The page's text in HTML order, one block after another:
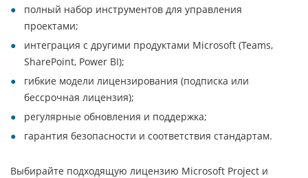
полный набор инструментов для управления
проектами;
интеграция с другими продуктами Microsoft (Teams,
SharePoint, Power BI);
гибкие модели лицензирования (подписка или
бессрочная лицензия);
регулярные обновления и поддержка;
гарантия безопасности и соответствия стандартам.
Выбирайте подходящую лицензию Microsoft Project и